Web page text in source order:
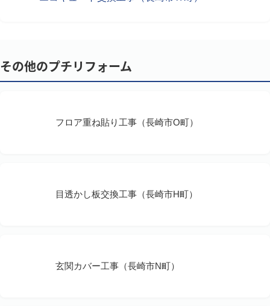
その他のプチリフォーム
フロア重ね貼り工事（長崎市O町）
目透かし板交換工事（長崎市H町）
玄関カバー工事（長崎市N町）